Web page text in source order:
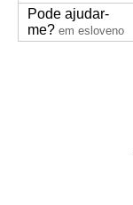
Pode ajudar-
me? em esloveno